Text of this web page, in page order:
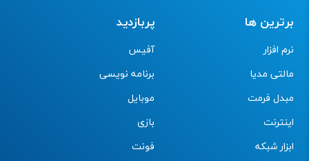
برترین ها
نرم افزار
مالتی مدیا
مبدل فرمت
اینترنت
ابزار شبکه
پربازدید
آفیس
برنامه نویسی
موبایل
بازی
فونت